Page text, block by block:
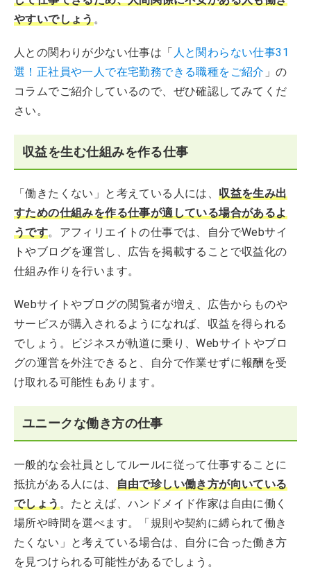
やすいでしょう。
人との関わりが少ない仕事は「 人と関わらない仕事31
選！正社員や一人で在宅勤務できる職種をご紹介 」の
コラムでご紹介しているので、ぜひ確認してみてくだ
さい。
収益を生む仕組みを作る仕事
「働きたくない」と考えている人には、収益を生み出
すための仕組みを作る仕事が適している場合があるよ
うです。アフィリエイトの仕事では、自分でWebサイ
トやブログを運営し、広告を掲載することで収益化の
仕組み作りを行います。
Webサイトやブログの閲覧者が増え、広告からものや
サービスが購入されるようになれば、収益を得られる
でしょう。ビジネスが軌道に乗り、Webサイトやブロ
グの運営を外注できると、自分で作業せずに報酬を受
け取れる可能性もあります。
ユニークな働き方の仕事
一般的な会社員としてルールに従って仕事することに
抵抗がある人には、 自由で珍しい働き方が向いている
でしょう。たとえば、ハンドメイド作家は自由に働く
場所や時間を選べます。「規則や契約に縛られて働き
たくない」と考えている場合は、自分に合った働き方
を見つけられる可能性があるでしょう。